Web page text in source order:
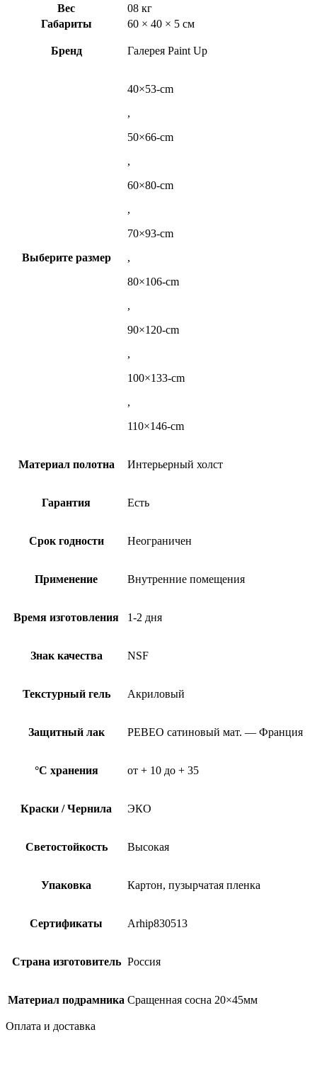
Вес
08 кг
Габариты
60 × 40 × 5 см
Бренд Галерея Paint Up
Выберите размер
40×53-cm
,
50×66-cm
,
60×80-cm
,
70×93-cm
,
80×106-cm
,
90×120-cm
,
100×133-cm
,
110×146-cm
Материал полотна Интерьерный холст
Гарантия Есть
Срок годности Неограничен
Применение Внутренние помещения
Время изготовления 1-2 дня
Знак качества NSF
Текстурный гель Акриловый
Защитный лак PEBEO сатиновый мат. — Франция
°C хранения от + 10 до + 35
Краски / Чернила ЭКО
Светостойкость Высокая
Упаковка Картон, пузырчатая пленка
Сертификаты Arhip830513
Страна изготовитель Россия
Материал подрамника Сращенная сосна 20×45мм
Оплата и доставка